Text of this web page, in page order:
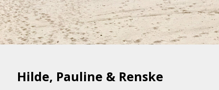
HILDE,
PAULINE
Hilde, Pauline & Renske